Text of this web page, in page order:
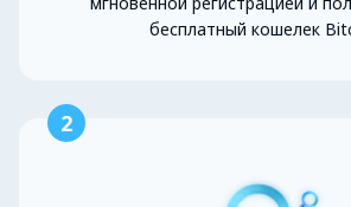
бесплатный кошелек
2